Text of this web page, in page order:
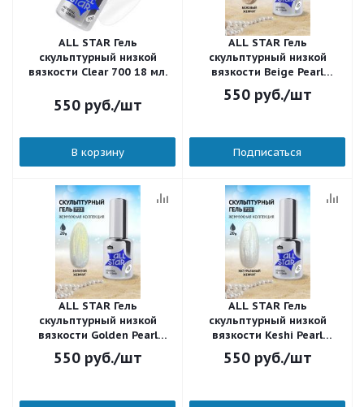
ALL STAR Гель
скульптурный низкой
вязкости Clear 700 18 мл.
550руб./шт
В корзину
ALL STAR Гель
скульптурный низкой
вязкости Beige Pearl
Бежевый жемчуг 725 18 мл.
550руб./шт
Подписаться
ALL STAR Гель
скульптурный низкой
вязкости Golden Pearl
Золотой жемчуг 722 18 мл.
550руб./шт
ALL STAR Гель
скульптурный низкой
вязкости Keshi Pearl
Натуральный жемчуг 721
18 мл.
550руб./шт